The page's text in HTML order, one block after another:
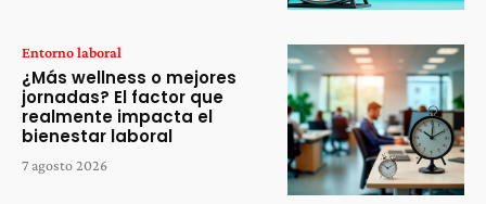
Entorno laboral
¿Más wellness o mejores
jornadas? El factor que
realmente impacta el
bienestar laboral
7 agosto 2026